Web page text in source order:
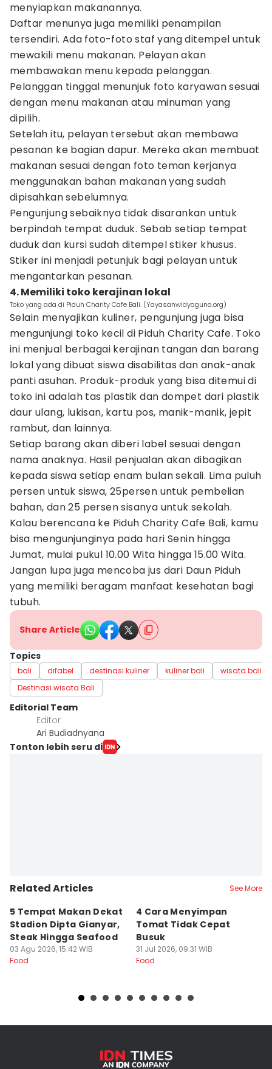
menyiapkan makanannya.
Daftar menunya juga memiliki penampilan
tersendiri. Ada foto-foto staf yang ditempel untuk
mewakili menu makanan. Pelayan akan
membawakan menu kepada pelanggan.
Pelanggan tinggal menunjuk foto karyawan sesuai
dengan menu makanan atau minuman yang
dipilih.
Setelah itu, pelayan tersebut akan membawa
pesanan ke bagian dapur. Mereka akan membuat
makanan sesuai dengan foto teman kerjanya
menggunakan bahan makanan yang sudah
dipisahkan sebelumnya.
Pengunjung sebaiknya tidak disarankan untuk
berpindah tempat duduk. Sebab setiap tempat
duduk dan kursi sudah ditempel stiker khusus.
Stiker ini menjadi petunjuk bagi pelayan untuk
mengantarkan pesanan.
4. Memiliki toko kerajinan lokal
Toko yang ada di Piduh Charity Cafe Bali. (Yayasanwidyaguna.org)
Selain menyajikan kuliner, pengunjung juga bisa
mengunjungi toko kecil di Piduh Charity Cafe. Toko
ini menjual berbagai kerajinan tangan dan barang
lokal yang dibuat siswa disabilitas dan anak-anak
panti asuhan. Produk-produk yang bisa ditemui di
toko ini adalah tas plastik dan dompet dari plastik
daur ulang, lukisan, kartu pos, manik-manik, jepit
rambut, dan lainnya.
Setiap barang akan diberi label sesuai dengan
nama anaknya. Hasil penjualan akan dibagikan
kepada siswa setiap enam bulan sekali. Lima puluh
persen untuk siswa, 25persen untuk pembelian
bahan, dan 25 persen sisanya untuk sekolah.
Kalau berencana ke Piduh Charity Cafe Bali, kamu
bisa mengunjunginya pada hari Senin hingga
Jumat, mulai pukul 10.00 Wita hingga 15.00 Wita.
Jangan lupa juga mencoba jus dari Daun Piduh
yang memiliki beragam manfaat kesehatan bagi
tubuh.
Share Article
Topics
bali difabel destinasi kuliner kuliner bali
wisata bali
Destinasi wisata Bali
Editorial Team
Editor
Ari Budiadnyana
Tonton lebih seru di
Related Articles See More
5 Tempat Makan Dekat
Stadion Dipta Gianyar,
Steak Hingga Seafood
03 Agu 2026, 15:42 WIB
Food
4 Cara Menyimpan
Tomat Tidak Cepat
Busuk
31 Jul 2026, 09:31 WIB
Food